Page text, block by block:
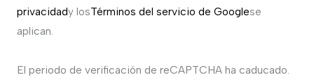
privacidady losTérminos del servicio de Googlese
aplican.
El periodo de verificación de reCAPTCHA ha caducado.